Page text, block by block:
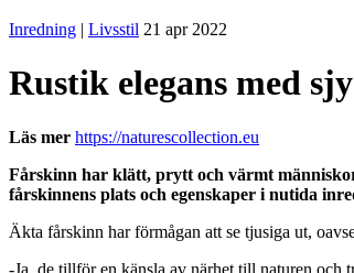
Inredning | Livsstil 21 apr 2022
Rustik elegans med
Läs mer https://naturescollection.eu
Fårskinn har klätt, prytt och värmt
fårskinnens plats och egenskaper i nutida
Äkta fårskinn har förmågan att se tjusiga ut,
-Ja, de tillför en känsla av närhet till naturen